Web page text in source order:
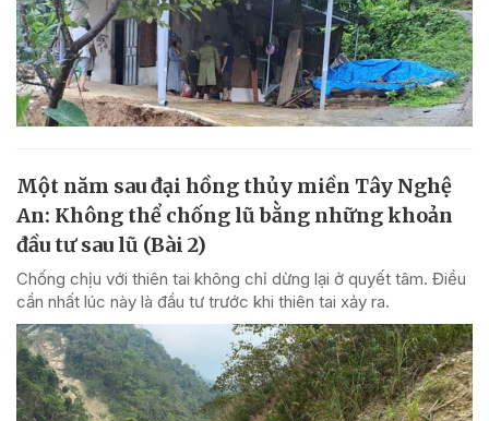
Một năm sau đại hồng thủy miền Tây Nghệ
An: Không thể chống lũ bằng những khoản
đầu tư sau lũ (Bài 2)
Chống chịu với thiên tai không chỉ dừng lại ở quyết tâm. Điều
cần nhất lúc này là đầu tư trước khi thiên tai xảy ra.